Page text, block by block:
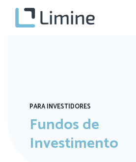
PARA INVESTIDORES
Fundos de
Investimento